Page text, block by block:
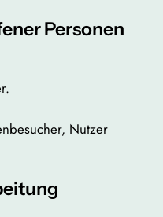
Personen
Nutzer